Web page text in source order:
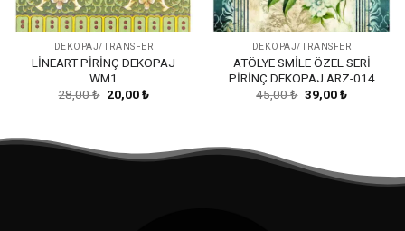
DEKOPAJ/TRANSFER
LİNEART PİRİNÇ DEKOPAJ
WM1
28,00₺ Orijinal
fiyat:
20,00₺Şu
DEKOPAJ/TRANSFER
ATÖLYE SMİLE ÖZEL SERİ
PİRİNÇ DEKOPAJ ARZ-014
45,00₺ Orijinal
fiyat:
39,00₺Şu